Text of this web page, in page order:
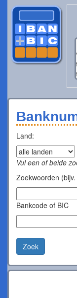
Land:
Vul een of beide
Zoekwoorden
Bankcode of BIC
Zoek